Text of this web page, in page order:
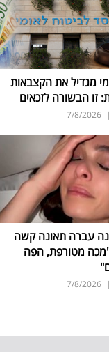
מגדיל את הקצבאות
זו הבשורה לזכאים
|
7/8/2026
עברה תאונה קשה
מטורפת, הפה
|
7/8/2026